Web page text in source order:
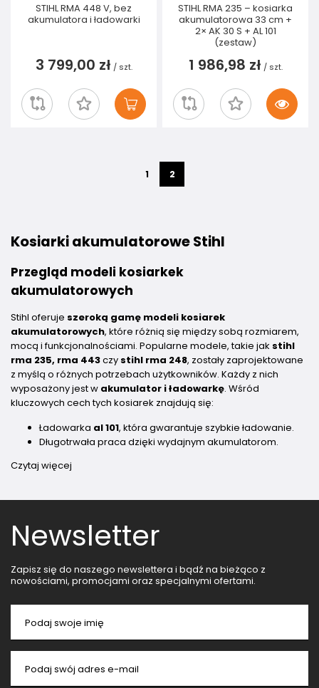
STIHL RMA 448 V, bez
akumulatora i ładowarki
3 799,00 zł / szt.
STIHL RMA 235 – kosiarka
akumulatorowa 33 cm +
2× AK 30 S + AL 101
(zestaw)
1 986,98 zł / szt.
1 2
Kosiarki akumulatorowe Stihl
Przegląd modeli kosiarkek
akumulatorowych
Stihl oferuje szeroką gamę modeli kosiarek
akumulatorowych, które różnią się między sobą rozmiarem,
mocą i funkcjonalnościami. Popularne modele, takie jak stihl
rma 235, rma 443czy stihl rma 248, zostały zaprojektowane
z myślą o różnych potrzebach użytkowników. Każdy z nich
wyposażony jest w akumulator i ładowarkę. Wśród
kluczowych cech tych kosiarek znajdują się:
Ładowarka al 101, która gwarantuje szybkie ładowanie.
Długotrwała praca dzięki wydajnym akumulatorom.
Czytaj więcej
Newsletter
Zapisz się do naszego newslettera i bądź na bieżąco z
nowościami, promocjami oraz specjalnymi ofertami.
Podaj swoje imię
Podaj swój adres e-mail